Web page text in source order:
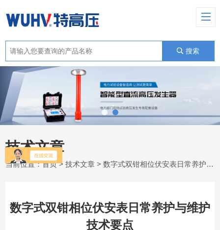
搜索
技术文章
当前位置：首页>技术文章 > 数字式双钳相位伏安表日常养护与维护技术要点
数字式双钳相位伏安表日常养护与维护
技术要点